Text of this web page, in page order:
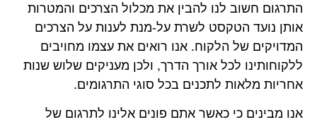
התרגום חשוב לנו להבין את מכלול הצרכים והמטרות
אותן נועד הטקסט לשרת על-מנת לענות על הצרכים
המדויקים של הלקוח. אנו רואים את עצמו מחויבים
ללקוחותינו לכל אורך הדרך, ולכן מעניקים שלוש שנות
אחריות מלאות לתכנים בכל סוגי התרגומים.
אנו מבינים כי כאשר אתם פונים אלינו לתרגום של